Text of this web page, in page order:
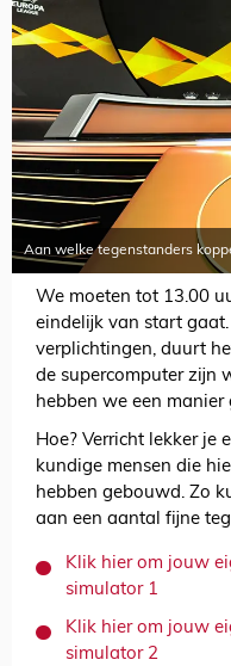
Aan welke tegenstanders
We moeten tot 13.00
eindelijk van start
verplichtingen, duurt
de supercomputer zijn
hebben we een
Hoe? Verricht lekker je
kundige mensen die
hebben gebouwd. Zo
aan een aantal fijne
Klik hier om jouw
simulator 1
Klik hier om jouw
simulator 2